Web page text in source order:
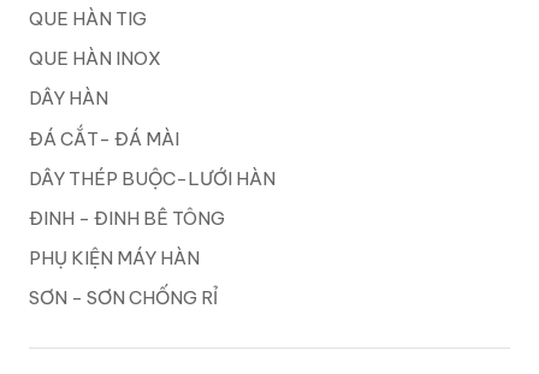
QUE HÀN TIG
QUE HÀN INOX
DÂY HÀN
ĐÁ CẮT- ĐÁ MÀI
DÂY THÉP BUỘC-LƯỚI HÀN
ĐINH - ĐINH BÊ TÔNG
PHỤ KIỆN MÁY HÀN
SƠN - SƠN CHỐNG RỈ